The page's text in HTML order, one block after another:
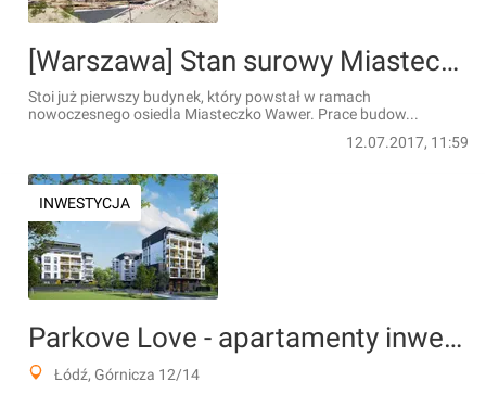
[Warszawa] Stan surowy Miasteczka Wawer na ukończeniu
Stoi już pierwszy budynek, który powstał w ramach
nowoczesnego osiedla Miasteczko Wawer. Prace budow...
12.07.2017, 11:59
INWESTYCJA
Parkove Love - apartamenty inwestycyjne
Łódź, Górnicza 12/14